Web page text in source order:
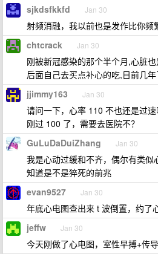
sjkdsfkkfd Jan 30
射频消融，我以前也是发作比你频
chtcrack Jan 30
刚被新冠感染的那个半个月,心脏
后面自己去买点补心的吃,目前几
jjimmy163 Jan 30
请问一下，心率 110 不也还是过
刚过 100 了，需要去医院不？
GuLuDaDuiZhang Jan 30
我是心动过缓和不齐，偶尔有类
知道是不是猝死的前兆
evan9527 Jan 30
年底心电图查出来 t 波倒置，约了
jeffw Jan 30
今天刚做了心电图，室性早搏+传